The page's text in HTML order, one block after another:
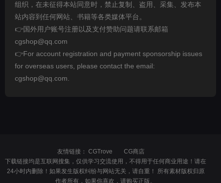
组织，在未征得本站同意时，禁止复制、盗用、采集、发布本
站内容到任何网站、书籍等各类媒体平台。
👉国外用户账号注册以及支付赞助问题请联系邮箱
cgshop@qq.com
👉For account registration and payment sponsorship issues
for overseas users, please contact the email:
cgshop@qq.com.
友情链接： CGTrove
CG商店
下载链接均是互联网搜集，仅供学习交流使用，不得用于任何商业用途！请在
24小时内删除！如果发生版权纠纷与网站无关，请自重！ 所有素材版权归原
作者所有，如果你喜欢，请购买正版。